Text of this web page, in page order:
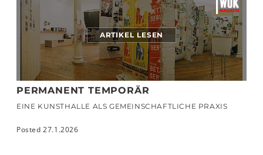
ARTIKEL LESEN
PERMANENT TEMPORÄR
EINE KUNSTHALLE ALS GEMEINSCHAFTLICHE PRAXIS
Posted 27.1.2026